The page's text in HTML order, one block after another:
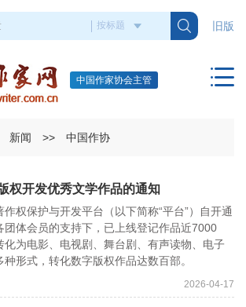
旧版
中国作家协会主管
新闻 >> 中国作协
权开发优秀文学作品的通知
保护与开发平台（以下简称“平台”）自开通
团体会员的支持下，已上线登记作品近7000
化为电影、电视剧、舞台剧、有声读物、电子
形式，转化数字版权作品达数百部。
2026-04-17